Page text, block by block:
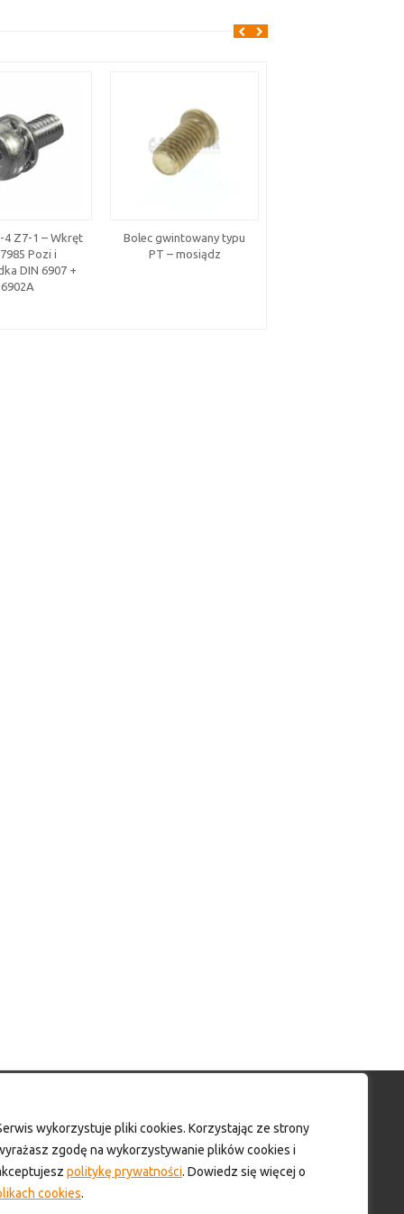
wykorzystuje pliki cookies. Korzystając ze strony
zgodę na wykorzystywanie plików cookies i
politykę prywatności. Dowiedz się więcej o
cookies.
4 Z7-1 – Wkręt
Pozi i
DIN 6907 +
6902A
Bolec gwintowany typu
PT – mosiądz
Moje konto
Formularz wyceny produktów
Wyloguj